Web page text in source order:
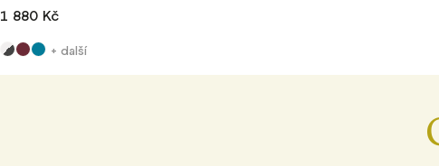
1 880 Kč
+ další